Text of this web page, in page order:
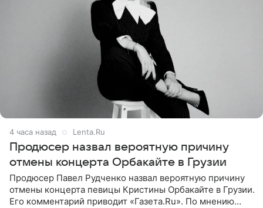
4 часа назад Lenta.Ru
Продюсер назвал вероятную причину
отмены концерта Орбакайте в Грузии
Продюсер Павел Рудченко назвал вероятную причину
отмены концерта певицы Кристины Орбакайте в Грузии.
Его комментарий приводит «Газета.Ru». По мнению